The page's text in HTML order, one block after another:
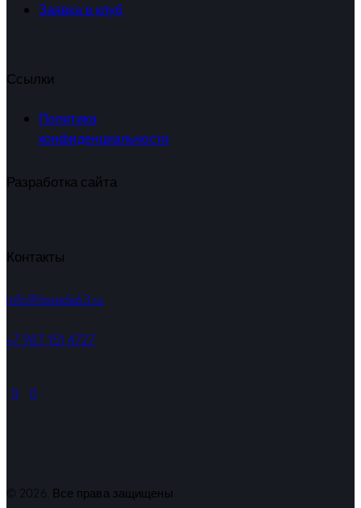
Заявка в клуб
Ссылки
Политика
конфиденциальности
Разработка сайта
Контакты
info@bsreda63.ru
+7 987 151 4727
© 2026. Все права защищены